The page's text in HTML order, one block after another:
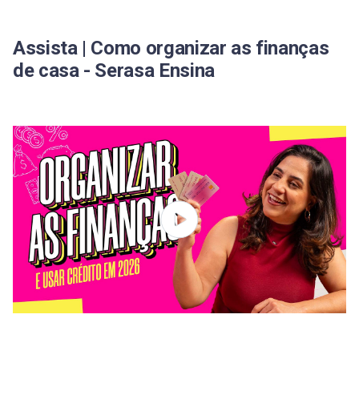
Assista | Como organizar as finanças
de casa - Serasa Ensina